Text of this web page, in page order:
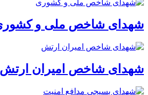
شهدای شاخص ملی و
شهدای شاخص امیران ارتش